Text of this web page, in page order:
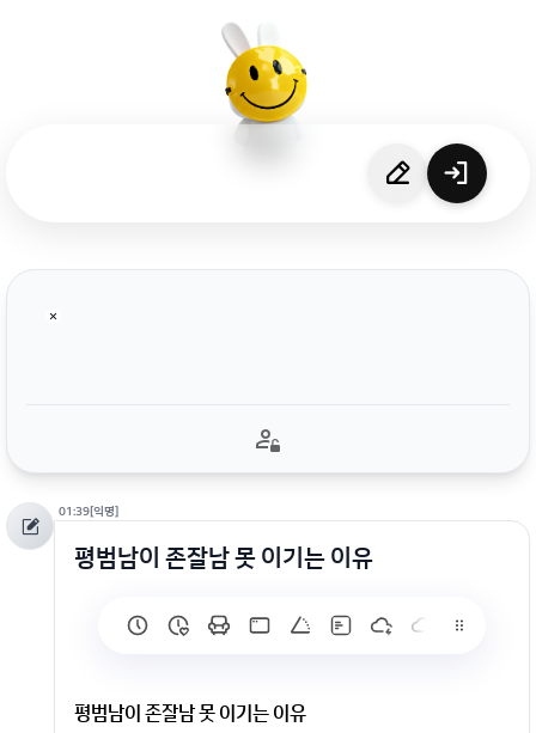
01:39[익명]
평범남이 존잘남 못 이기는 이유
평범남이 존잘남 못 이기는 이유